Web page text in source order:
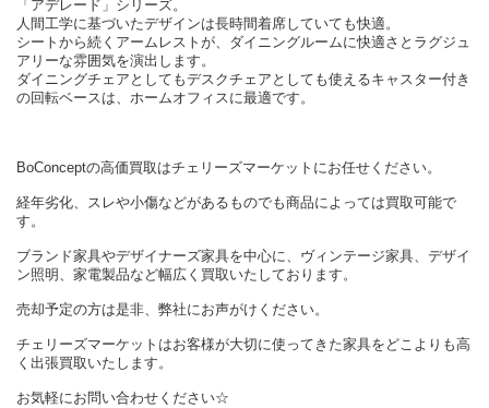
「アデレード」シリーズ。
人間工学に基づいたデザインは長時間着席していても快適。
シートから続くアームレストが、ダイニングルームに快適さとラグジュ
アリーな雰囲気を演出します。
ダイニングチェアとしてもデスクチェアとしても使えるキャスター付き
の回転ベースは、ホームオフィスに最適です。
BoConceptの高価買取はチェリーズマーケットにお任せください。
経年劣化、スレや小傷などがあるものでも商品によっては買取可能で
す。
ブランド家具やデザイナーズ家具を中心に、ヴィンテージ家具、デザイ
ン照明、家電製品など幅広く買取いたしております。
売却予定の方は是非、弊社にお声がけください。
チェリーズマーケットはお客様が大切に使ってきた家具をどこよりも高
く出張買取いたします。
お気軽にお問い合わせください☆